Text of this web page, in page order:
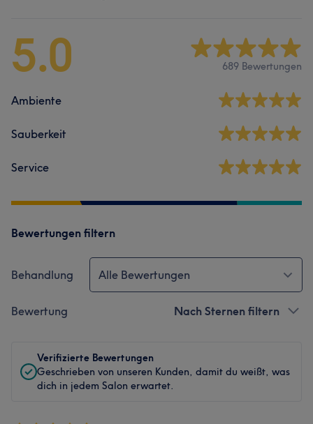
5.0 689 Bewertungen
Ambiente
Sauberkeit
Service
Bewertungen filtern
Behandlung Alle Bewertungen
Bewertung Nach Sternen filtern
Verifizierte Bewertungen
Geschrieben von unseren Kunden, damit du weißt, was
dich in jedem Salon erwartet.